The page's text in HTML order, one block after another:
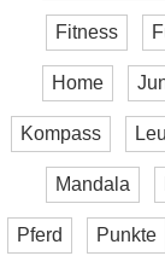
Fitness
Home
Kompass
Mandala
Pferd Punkte